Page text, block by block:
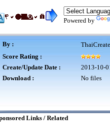
Powered by
By :
Score Rating :
Create/Update Date :
2013-10-
Download :
No files
Links / Related